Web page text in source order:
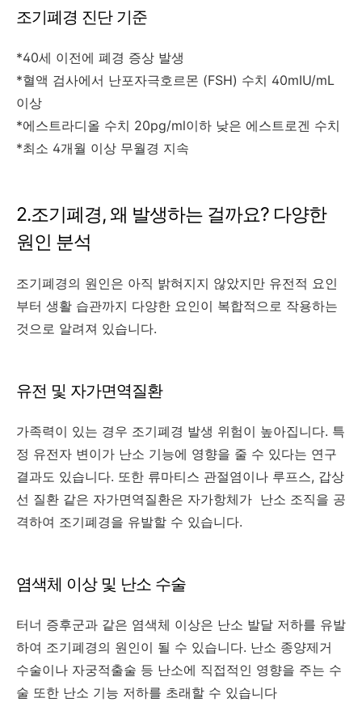
조기폐경 진단 기준
*40세 이전에 폐경 증상 발생
*혈액 검사에서 난포자극호르몬 (FSH) 수치 40mIU/mL
이상
*에스트라디올 수치 20pg/ml이하 낮은 에스트로겐 수치
*최소 4개월 이상 무월경 지속
2.조기폐경, 왜 발생하는 걸까요? 다양한
원인 분석
조기폐경의 원인은 아직 밝혀지지 않았지만 유전적 요인
부터 생활 습관까지 다양한 요인이 복합적으로 작용하는
것으로 알려져 있습니다.
유전 및 자가면역질환
가족력이 있는 경우 조기폐경 발생 위험이 높아집니다. 특
정 유전자 변이가 난소 기능에 영향을 줄 수 있다는 연구
결과도 있습니다. 또한 류마티스 관절염이나 루프스, 갑상
선 질환 같은 자가면역질환은 자가항체가 난소 조직을 공
격하여 조기폐경을 유발할 수 있습니다.
염색체 이상 및 난소 수술
터너 증후군과 같은 염색체 이상은 난소 발달 저하를 유발
하여 조기폐경의 원인이 될 수 있습니다. 난소 종양제거
수술이나 자궁적출술 등 난소에 직접적인 영향을 주는 수
술 또한 난소 기능 저하를 초래할 수 있습니다